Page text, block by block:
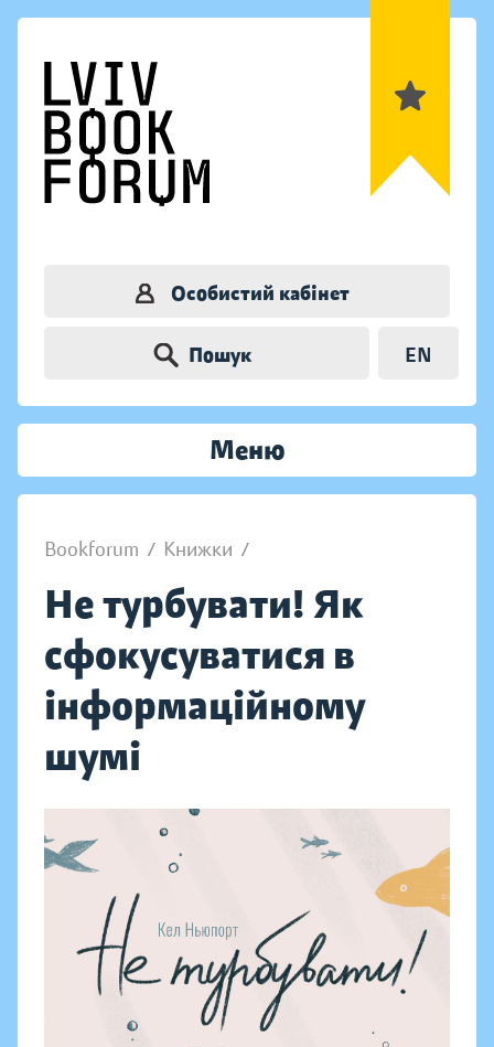
Особистий кабінет
Пошук EN
Меню
Bookforum / Книжки /
Не турбувати! Як
сфокусуватися в
інформаційному
шумі